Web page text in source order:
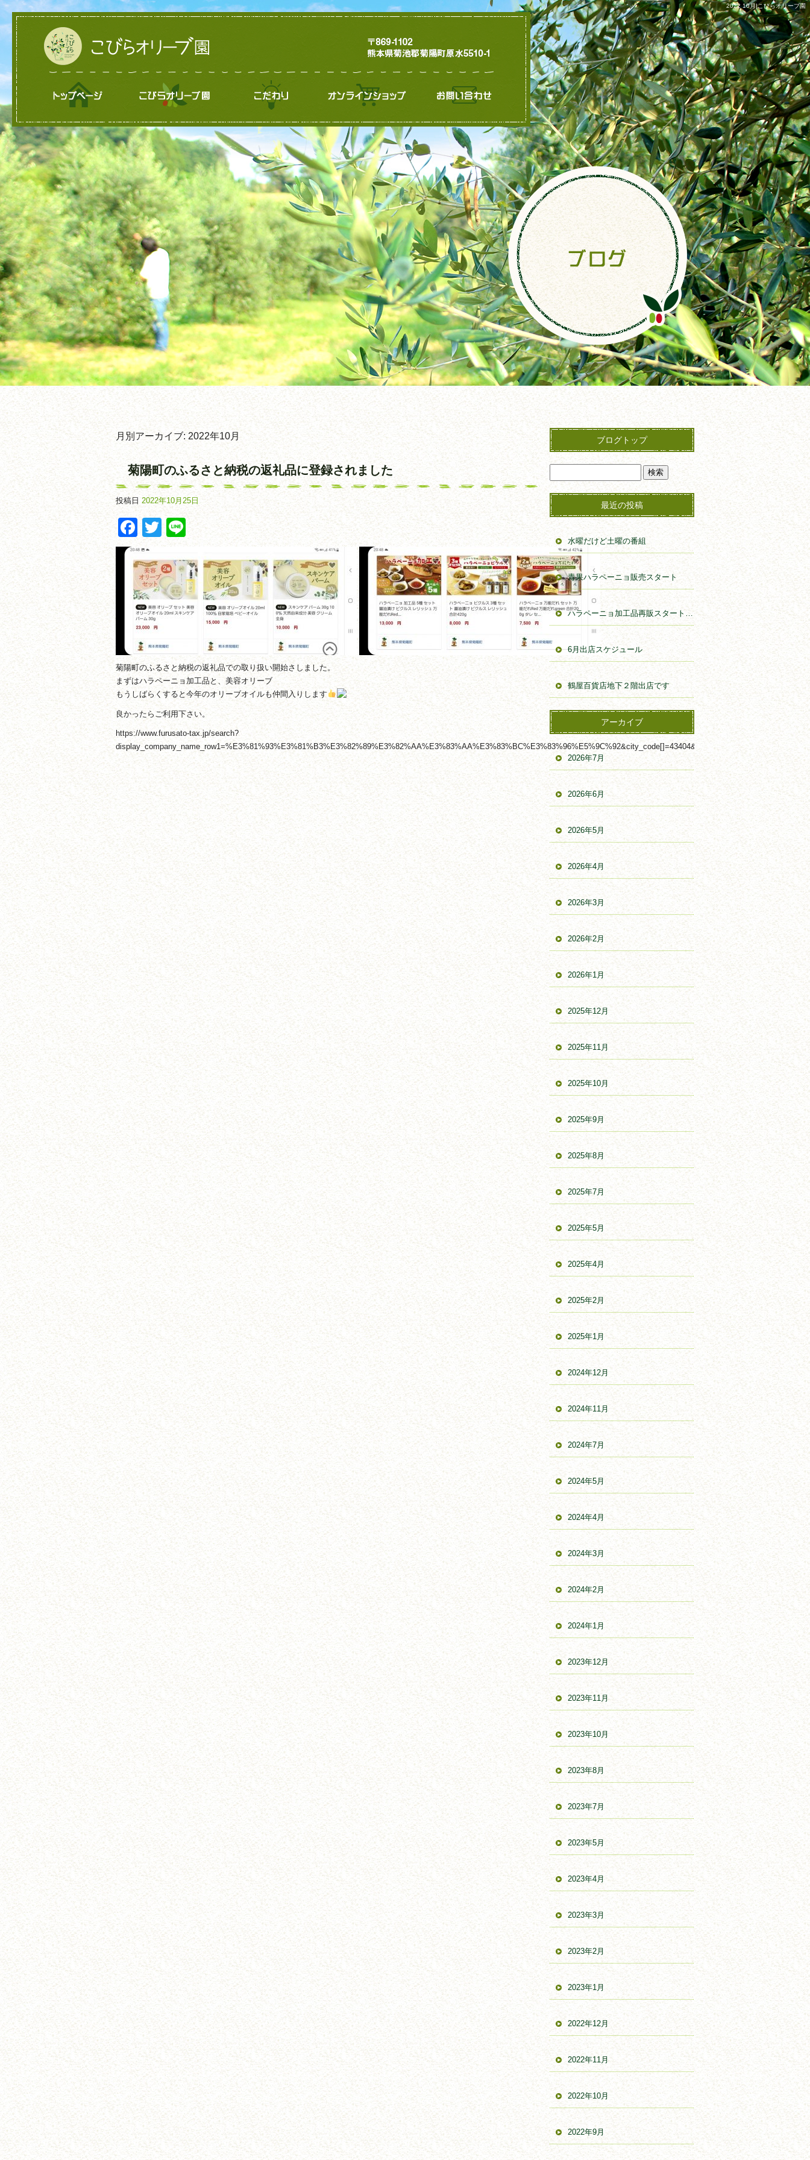
2022 10月|こびらオリーブ園
月別アーカイブ: 2022年10月
菊陽町のふるさと納税の返礼品に登録されました
投稿日 2022年10月25日
Facebook
Twitter
Line
菊陽町のふるさと納税の返礼品での取り扱い開始さしました。
まずはハラペーニョ加工品と、美容オリーブ
もうしばらくすると今年のオリーブオイルも仲間入りします
良かったらご利用下さい。
https://www.furusato-tax.jp/search?
ブログトップ
最近の投稿
水曜だけど土曜の番組
青果ハラペーニョ販売スタート
ハラペーニョ加工品再販スタートしました。
6月出店スケジュール
鶴屋百貨店地下２階出店です
アーカイブ
2026年7月
2026年6月
2026年5月
2026年4月
2026年3月
2026年2月
2026年1月
2025年12月
2025年11月
2025年10月
2025年9月
2025年8月
2025年7月
2025年5月
2025年4月
2025年2月
2025年1月
2024年12月
2024年11月
2024年7月
2024年5月
2024年4月
2024年3月
2024年2月
2024年1月
2023年12月
2023年11月
2023年10月
2023年8月
2023年7月
2023年5月
2023年4月
2023年3月
2023年2月
2023年1月
2022年12月
2022年11月
2022年10月
2022年9月